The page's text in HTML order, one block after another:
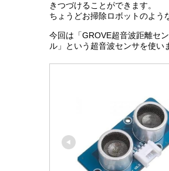
きつづけることができます。
ちょうどお掃除ロボットのよう
今回は「GROVE超音波距離セ
ル」という超音波センサを使い